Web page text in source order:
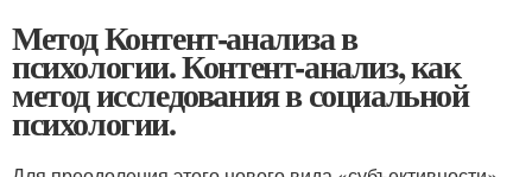
Метод Контент-анализа в
психологии. Контент-анализ, как
метод исследования в социальной
психологии.